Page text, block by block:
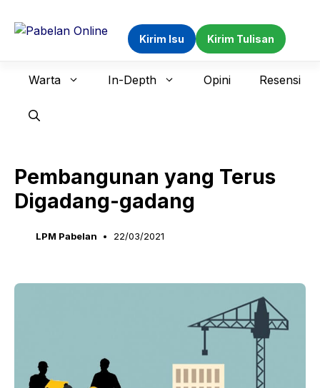
Kirim Isu Kirim Tulisan
Warta In-Depth Opini Resensi
Pembangunan yang Terus
Digadang-gadang
LPM Pabelan 22/03/2021